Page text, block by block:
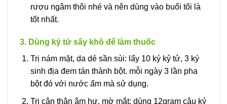
rượu ngâm thôi nhé và nên dùng vào buổi tối là
tốt nhất.
3. Dùng kỷ tử sấy khô để làm thuốc
Trị nám mặt, da dẻ sần sùi: lấy 10 ký kỷ tử, 3 ký
sinh địa đem tán thành bột. mỗi ngày 3 lần pha
bột đó với nước ấm mà sử dụng.
Trị cân thận âm hư, mờ mắt: dùng 12gram câu kỷ